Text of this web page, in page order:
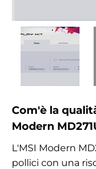
Com'è la
Modern
L'MSI Modern
pollici con una